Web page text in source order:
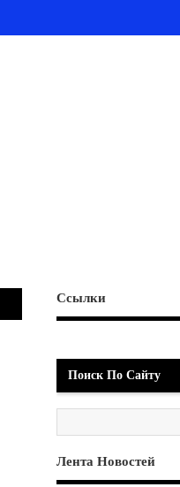
Ссылки
Поиск По Сайту
Лента Новостей